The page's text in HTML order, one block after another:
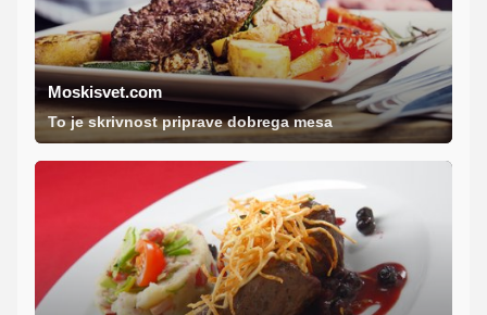
Moskisvet.com
To je skrivnost priprave dobrega mesa